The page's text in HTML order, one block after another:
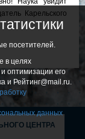
Карельского
ЦЕНТРА
посетителей.
в целях
оптимизации его
и Рейтинг@mail.ru.
данных